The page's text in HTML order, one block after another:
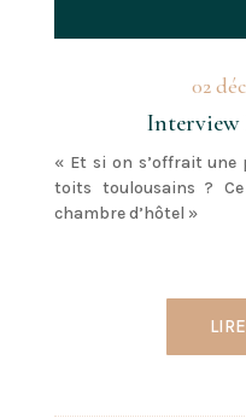
02
Interview
« Et si on s’offrait une
toits toulousains ?
chambre d’hôtel »